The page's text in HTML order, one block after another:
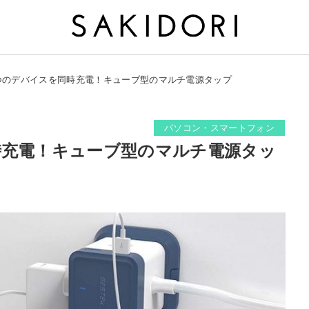
デバイスを同時充電！キューブ型のマルチ電源タップ
パソコン・スマートフォン
電！キューブ型のマルチ電源タッ